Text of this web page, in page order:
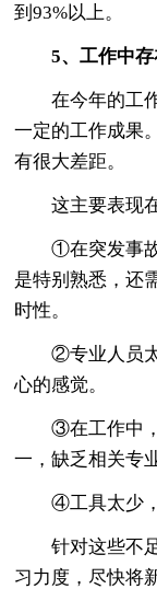
到93%以上。
5、工作中存
在今年的工作
一定的工作成果
有很大差距。
这主要表现
①在突发事故
是特别熟悉，还
时性。
②专业人员太
心的感觉。
③在工作中，
一，缺乏相关专
④工具太少，4
针对这些不足
习力度，尽快将